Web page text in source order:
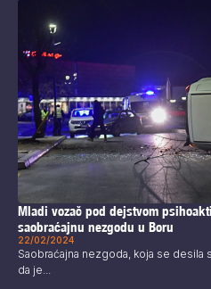
Mladi vozač pod dejstvom
saobraćajnu nezgodu u Boru
22/02/2024
Saobraćajna nezgoda, koja se desila
da je...